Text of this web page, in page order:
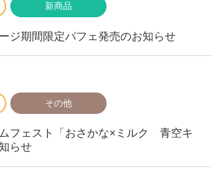
ジ期間限定パフェ発売のお知らせ
フェスト「おさかな×ミルク 青空キ
らせ